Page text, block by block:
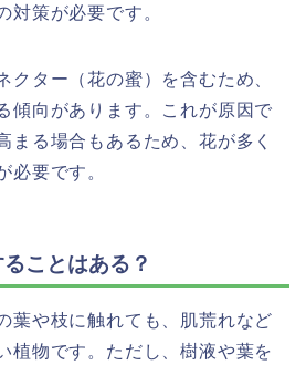
対策が必要です。
クター（花の蜜）を含むため、
傾向があります。これが原因で
まる場合もあるため、花が多く
必要です。
ことはある？
葉や枝に触れても、肌荒れなど
植物です。ただし、樹液や葉を